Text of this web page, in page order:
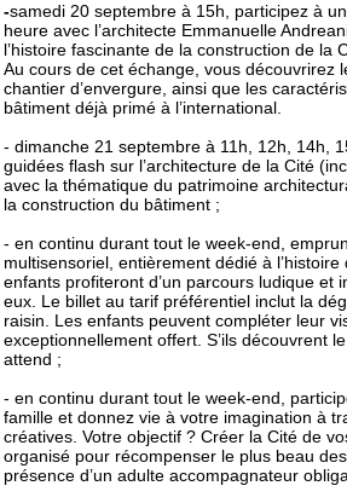
-samedi 20 septembre à 15h, participez à
heure avec l’architecte Emmanuelle
l’histoire fascinante de la construction de la
Au cours de cet échange, vous découvrirez
chantier d’envergure, ainsi que les
bâtiment déjà primé à l’international.
- dimanche 21 septembre à 11h, 12h, 14h,
guidées flash sur l’architecture de la Cité
avec la thématique du patrimoine
la construction du bâtiment ;
- en continu durant tout le week-end,
multisensoriel, entièrement dédié à
enfants profiteront d’un parcours ludique et
eux. Le billet au tarif préférentiel inclut la
raisin. Les enfants peuvent compléter leur
exceptionnellement offert. S’ils découvrent
attend ;
- en continu durant tout le week-end,
famille et donnez vie à votre imagination à
créatives. Votre objectif ? Créer la Cité de
organisé pour récompenser le plus beau
présence d’un adulte accompagnateur